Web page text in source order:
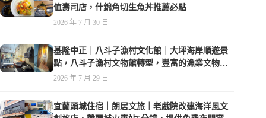
值壽司店，什錦角切生魚丼推薦必點
2026 年 7 月 30 日
基隆中正｜八斗子漁村文化館｜大坪海岸順遊景
點，八斗子漁村文物館轉型，豐富的漁業文物，
值得走訪
2026 年 7 月 29 日
宜蘭頭城住宿｜朗居文旅｜老戲院改建海洋風文